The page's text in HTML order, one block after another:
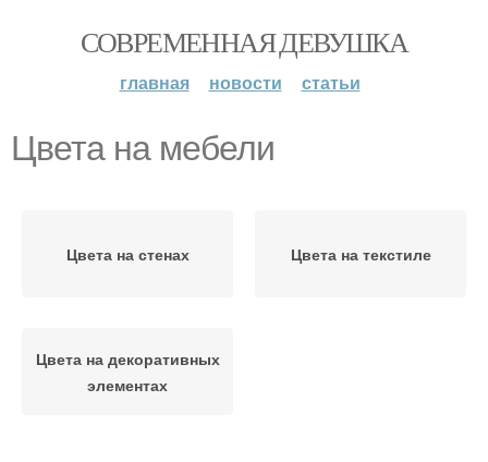
СОВРЕМЕННАЯ ДЕВУШКА
главная новости статьи
Цвета на мебели
Цвета на стенах Цвета на текстиле
Цвета на декоративных
элементах